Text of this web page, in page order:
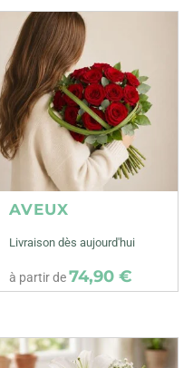
AVEUX
Livraison dès aujourd'hui
à partir de74,90 €